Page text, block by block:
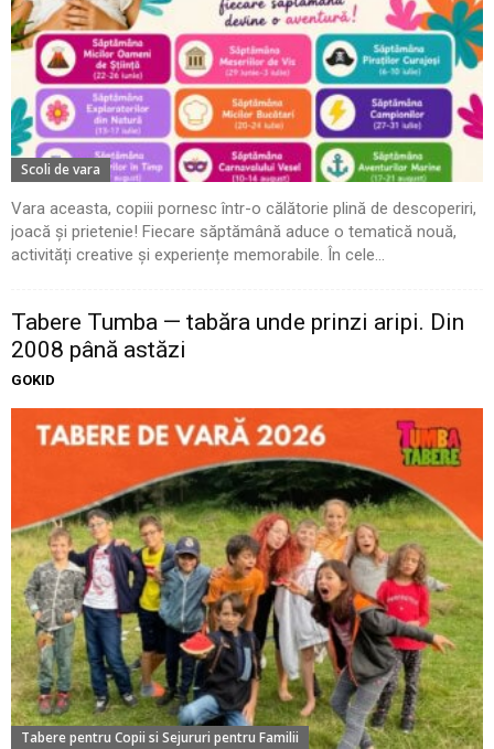
Scoli de vara
Vara aceasta, copiii pornesc într-o călătorie plină de descoperiri,
joacă și prietenie! Fiecare săptămână aduce o tematică nouă,
activități creative și experiențe memorabile. În cele...
Tabere Tumba — tabăra unde prinzi aripi. Din
2008 până astăzi
GOKID
Tabere pentru Copii si Sejururi pentru Familii